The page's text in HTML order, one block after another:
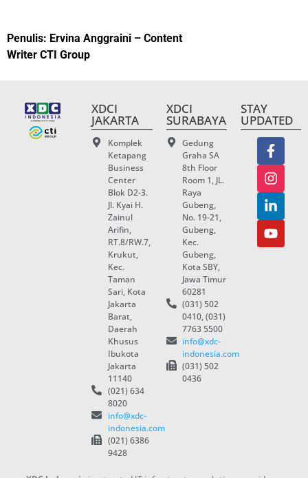
Penulis: Ervina Anggraini – Content
Writer CTI Group
XDCI
JAKARTA
Komplek
Ketapang
Business
Center
Blok D2-3.
Jl. Kyai H.
Zainul
Arifin,
RT.8/RW.7,
Krukut,
Kec.
Taman
Sari, Kota
Jakarta
Barat,
Daerah
Khusus
Ibukota
Jakarta
11140
(021) 634
8020
info@xdc-
indonesia.com
(021) 6386
9428
XDCI
SURABAYA
Gedung
Graha SA
8th Floor
Room 1, JL.
Raya
Gubeng,
No. 19-21,
Gubeng,
Kec.
Gubeng,
Kota SBY,
Jawa Timur
60281
(031) 502
0410, (031)
7763 5500
info@xdc-
indonesia.com
(031) 502
0436
STAY
UPDATED